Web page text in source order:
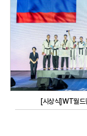
[시상식]WT월드